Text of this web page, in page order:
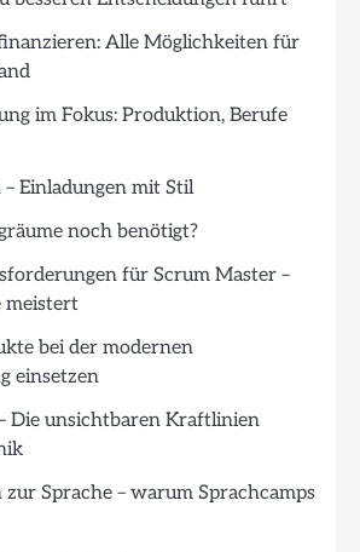
Alle Möglichkeiten für
im Fokus: Produktion, Berufe
Einladungen mit Stil
noch benötigt?
für Scrum Master –
meistert
bei der modernen
einsetzen
Die unsichtbaren Kraftlinien
Sprache – warum Sprachcamps